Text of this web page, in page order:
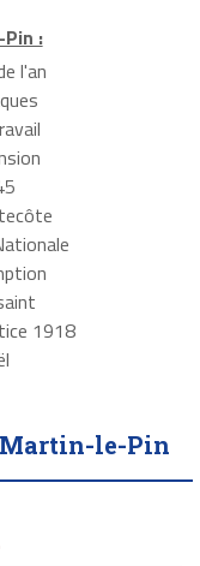
:
l'an
1918
Martin-le-Pin